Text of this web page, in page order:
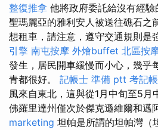
整復推拿 他將政府委託給沒有經
聖瑪麗亞的雅利安人被送往礁石之
想租車，請注意，遵守交通規則是
引擎 南屯按摩 外燴buffet 北區按
發生，居民開車緩慢而小心，幾乎
青都很好。 記帳士 準備 ptt 考記
風來自東北，這與從1月中旬至5月
佛羅里達州僅次於傑克遜維爾和邁
marketing 坦帕是所謂的坦帕灣（